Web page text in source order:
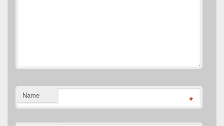
Name *